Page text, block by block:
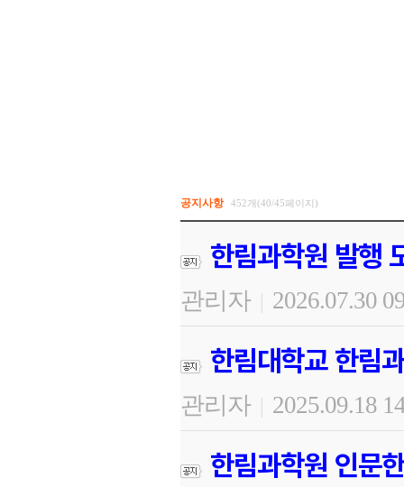
공지사항 452개(40/45페이지)
한림과학원 발행
관리자 | 2026.07.30
한림대학교 한림
관리자 | 2025.09.18
한림과학원 인문